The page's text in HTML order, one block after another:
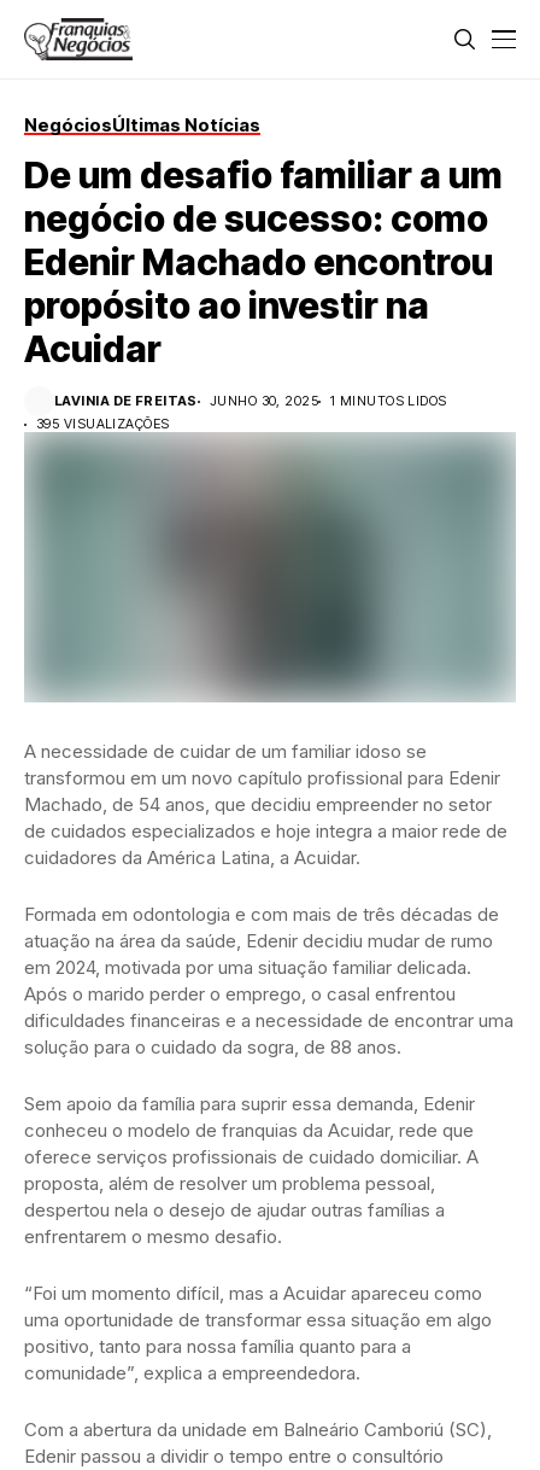
NegóciosÚltimas Notícias
De um desafio familiar a um
negócio de sucesso: como
Edenir Machado encontrou
propósito ao investir na
Acuidar
LAVINIA DE FREITAS JUNHO 30, 2025
1 MINUTOS LIDOS
395 VISUALIZAÇÕES
A necessidade de cuidar de um familiar idoso se
transformou em um novo capítulo profissional para Edenir
Machado, de 54 anos, que decidiu empreender no setor
de cuidados especializados e hoje integra a maior rede de
cuidadores da América Latina, a Acuidar.
Formada em odontologia e com mais de três décadas de
atuação na área da saúde, Edenir decidiu mudar de rumo
em 2024, motivada por uma situação familiar delicada.
Após o marido perder o emprego, o casal enfrentou
dificuldades financeiras e a necessidade de encontrar uma
solução para o cuidado da sogra, de 88 anos.
Sem apoio da família para suprir essa demanda, Edenir
conheceu o modelo de franquias da Acuidar, rede que
oferece serviços profissionais de cuidado domiciliar. A
proposta, além de resolver um problema pessoal,
despertou nela o desejo de ajudar outras famílias a
enfrentarem o mesmo desafio.
“Foi um momento difícil, mas a Acuidar apareceu como
uma oportunidade de transformar essa situação em algo
positivo, tanto para nossa família quanto para a
comunidade”, explica a empreendedora.
Com a abertura da unidade em Balneário Camboriú (SC),
Edenir passou a dividir o tempo entre o consultório